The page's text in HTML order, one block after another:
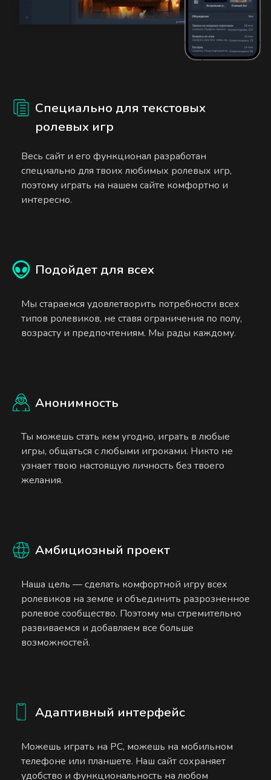
Специально для текстовых
ролевых игр
Весь сайт и его функционал разработан
специально для твоих любимых ролевых игр,
поэтому играть на нашем сайте комфортно и
интересно.
Подойдет для всех
Мы стараемся удовлетворить потребности всех
типов ролевиков, не ставя ограничения по полу,
возрасту и предпочтениям. Мы рады каждому.
Анонимность
Ты можешь стать кем угодно, играть в любые
игры, общаться с любыми игроками. Никто не
узнает твою настоящую личность без твоего
желания.
Амбициозный проект
Наша цель — сделать комфортной игру всех
ролевиков на земле и объединить разрозненное
ролевое сообщество. Поэтому мы стремительно
развиваемся и добавляем все больше
возможностей.
Адаптивный интерфейс
Можешь играть на PC, можешь на мобильном
телефоне или планшете. Наш сайт сохраняет
удобство и функциональность на любом